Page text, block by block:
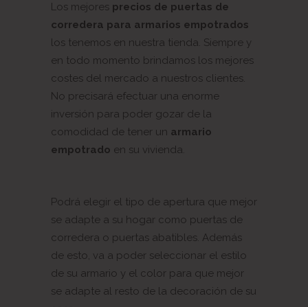
Los mejores precios de puertas de
corredera para armarios empotrados
los tenemos en nuestra tienda. Siempre y
en todo momento brindamos los mejores
costes del mercado a nuestros clientes.
No precisará efectuar una enorme
inversión para poder gozar de la
comodidad de tener un armario
empotrado en su vivienda.
Podrá elegir el tipo de apertura que mejor
se adapte a su hogar como puertas de
corredera o puertas abatibles. Además
de esto, va a poder seleccionar el estilo
de su armario y el color para que mejor
se adapte al resto de la decoración de su